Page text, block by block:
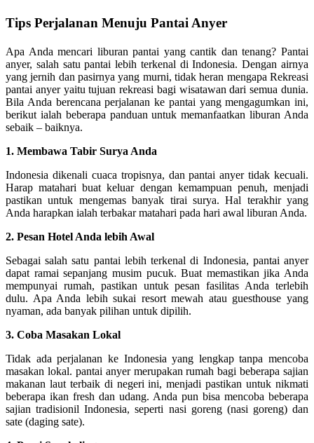
Tips Perjalanan Menuju Pantai Anyer
Apa Anda mencari liburan pantai yang cantik dan tenang? Pantai
anyer, salah satu pantai lebih terkenal di Indonesia. Dengan airnya
yang jernih dan pasirnya yang murni, tidak heran mengapa Rekreasi
pantai anyer yaitu tujuan rekreasi bagi wisatawan dari semua dunia.
Bila Anda berencana perjalanan ke pantai yang mengagumkan ini,
berikut ialah beberapa panduan untuk memanfaatkan liburan Anda
sebaik – baiknya.
1. Membawa Tabir Surya Anda
Indonesia dikenali cuaca tropisnya, dan pantai anyer tidak kecuali.
Harap matahari buat keluar dengan kemampuan penuh, menjadi
pastikan untuk mengemas banyak tirai surya. Hal terakhir yang
Anda harapkan ialah terbakar matahari pada hari awal liburan Anda.
2. Pesan Hotel Anda lebih Awal
Sebagai salah satu pantai lebih terkenal di Indonesia, pantai anyer
dapat ramai sepanjang musim pucuk. Buat memastikan jika Anda
mempunyai rumah, pastikan untuk pesan fasilitas Anda terlebih
dulu. Apa Anda lebih sukai resort mewah atau guesthouse yang
nyaman, ada banyak pilihan untuk dipilih.
3. Coba Masakan Lokal
Tidak ada perjalanan ke Indonesia yang lengkap tanpa mencoba
masakan lokal. pantai anyer merupakan rumah bagi beberapa sajian
makanan laut terbaik di negeri ini, menjadi pastikan untuk nikmati
beberapa ikan fresh dan udang. Anda pun bisa mencoba beberapa
sajian tradisionil Indonesia, seperti nasi goreng (nasi goreng) dan
sate (daging sate).